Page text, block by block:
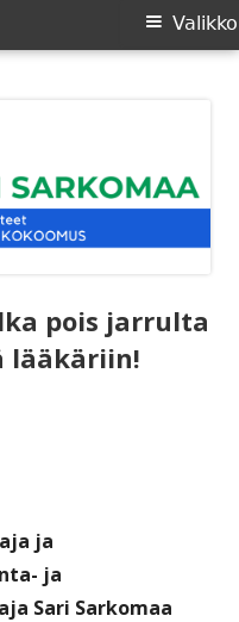
Valikko
pois jarrulta
lääkäriin!
ja
ja
Sari Sarkomaa